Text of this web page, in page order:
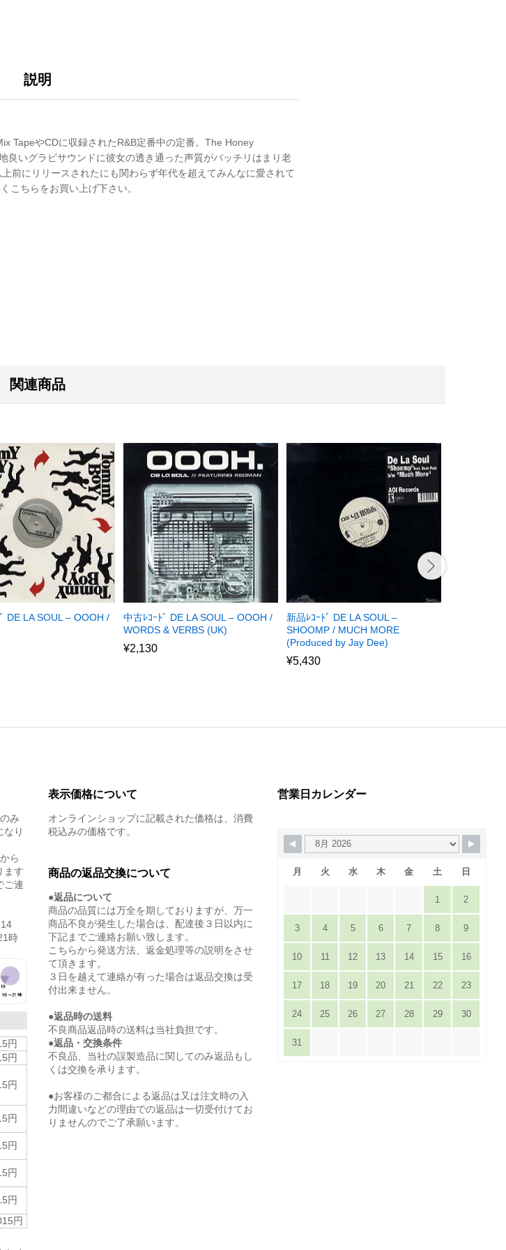
説明
TapeやCDに収録されたR&B定番中の定番。The Honey
良いグラビサウンドに彼女の透き通った声質がバッチリはまり老
前にリリースされたにも関わらず年代を超えてみんなに愛されて
こちらをお買い上げ下さい。
関連商品
DE LA SOUL – OOOH /
中古ﾚｺｰﾄﾞ DE LA SOUL – OOOH /
WORDS & VERBS (UK)
¥2,130
新品ﾚｺｰﾄﾞ DE LA SOUL –
SHOOMP / MUCH MORE
(Produced by Jay Dee)
¥5,430
み
なり
ら
ます
ご連
時
円
円
円
円
円
円
円
円
表示価格について
オンラインショップに記載された価格は、消費
税込みの価格です。
商品の返品交換について
●返品について
商品の品質には万全を期しておりますが、万一
商品不良が発生した場合は、配達後３日以内に
下記までご連絡お願い致します。
こちらから発送方法、返金処理等の説明をさせ
て頂きます。
３日を越えて連絡が有った場合は返品交換は受
付出来ません。
●返品時の送料
不良商品返品時の送料は当社負担です。
●返品・交換条件
不良品、当社の誤製造品に関してのみ返品もし
くは交換を承ります。
●お客様のご都合による返品は又は注文時の入
力間違いなどの理由での返品は一切受付けてお
りませんのでご了承願います。
営業日カレンダー
月 火 水 木 金 土 日
1 2
3 4 5 6 7 8 9
10 11 12 13 14 15 16
17 18 19 20 21 22 23
24 25 26 27 28 29 30
31